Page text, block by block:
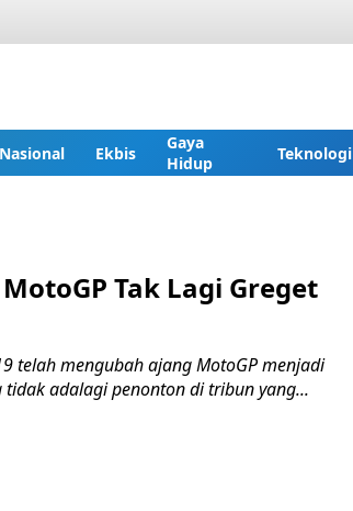
Nasional Ekbis
Gaya
Hidup
Teknologi
Tak Lagi Greget
telah mengubah ajang MotoGP menjadi
adalagi penonton di tribun yang...